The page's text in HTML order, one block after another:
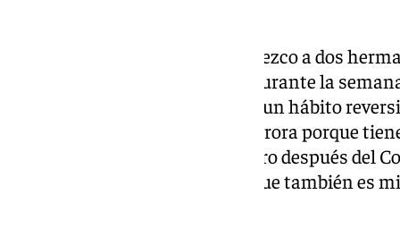
Desde el día en que nací, pertenezco a dos
que como comparten jornada durante la
cuál salir, a no ser que me haga un hábito
introdujo en la cofradía de la Aurora porque
una corporación más alegre, pero después del
penitencia con el Silencio, porque también es